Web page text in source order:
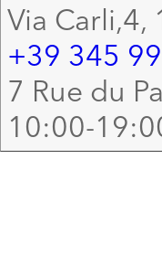
Via Carli,4,
+39 345
7 Rue du
10:00-